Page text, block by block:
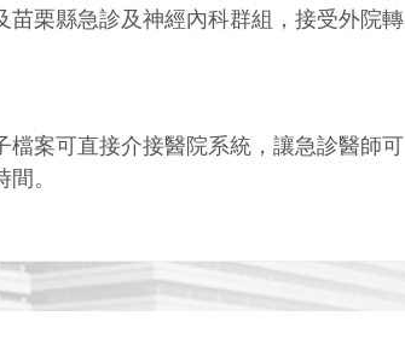
栗縣急診及神經內科群組，接受外院轉
案可直接介接醫院系統，讓急診醫師可
。